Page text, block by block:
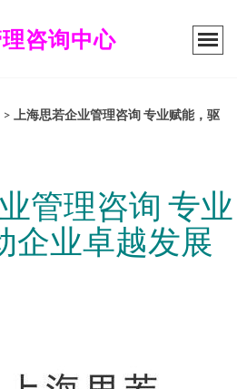
咨询中心
>
上海思若企业管理咨询 专业赋能，驱
管理咨询 专业
企业卓越发展